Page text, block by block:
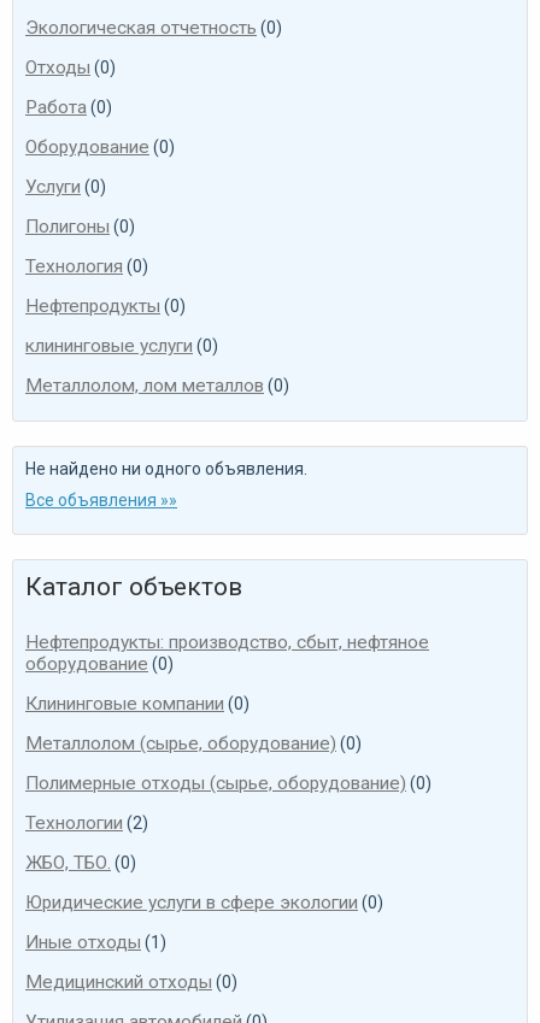
Экологическая отчетность (0)
Отходы (0)
Работа(0)
Оборудование (0)
Услуги (0)
Полигоны (0)
Технология (0)
Нефтепродукты (0)
клининговые услуги (0)
Металлолом, лом металлов (0)
Не найдено ни одного объявления.
Все объявления »»
Каталог объектов
Нефтепродукты: производство, сбыт, нефтяное
оборудование (0)
Клининговые компании (0)
Металлолом (сырье, оборудование) (0)
Полимерные отходы (сырье, оборудование) (0)
Технологии (2)
ЖБО, ТБО. (0)
Юридические услуги в сфере экологии (0)
Иные отходы (1)
Медицинский отходы (0)